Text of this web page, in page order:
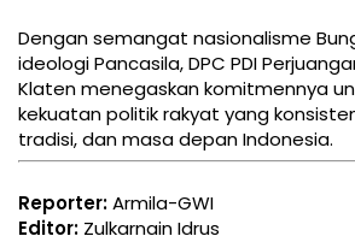
Dengan semangat nasionalisme
ideologi Pancasila, DPC PDI
Klaten menegaskan komitmennya
kekuatan politik rakyat yang
tradisi, dan masa depan Indonesia.
Reporter:Armila-GWI
Editor: Zulkarnain Idrus